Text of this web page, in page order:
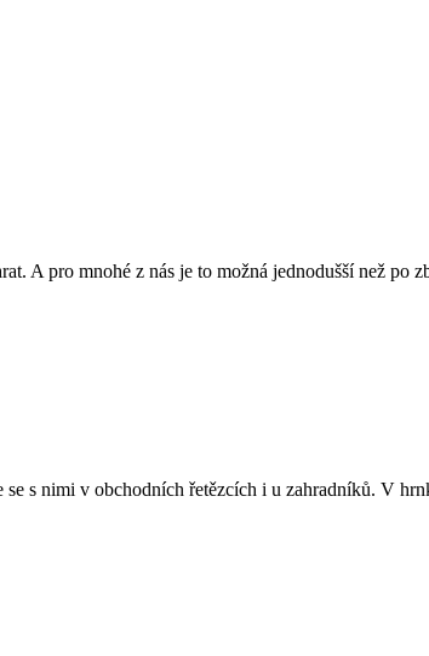
A pro mnohé z nás je to možná jednodušší než po
s nimi v obchodních řetězcích i u zahradníků. V